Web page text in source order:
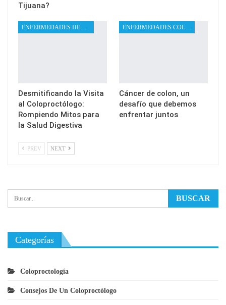
Tijuana?
ENFERMEDADES HEMORROIDALES
Desmitificando la Visita
al Coloproctólogo:
Rompiendo Mitos para
la Salud Digestiva
ENFERMEDADES COLOPROCTOLÓGICAS
Cáncer de colon, un
desafío que debemos
enfrentar juntos
PREV NEXT
Categorías
Coloproctología
Consejos De Un Coloproctólogo